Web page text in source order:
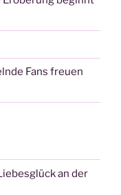
Fans freuen
an der